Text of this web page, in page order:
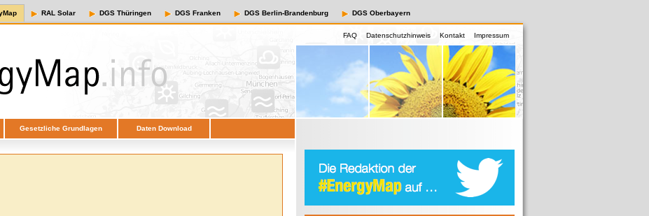
RAL Solar DGS Thüringen DGS Franken DGS Berlin-Brandenburg DGS Oberbayern
FAQ Datenschutzhinweis Kontakt Impressum
Gesetzliche Grundlagen Daten Download